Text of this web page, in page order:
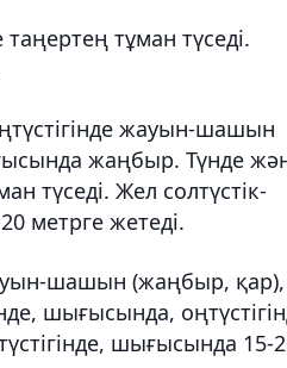
тұман түседі.
жауын-шашын
жаңбыр. Түнде
түседі. Жел солтүстік-
метрге жетеді.
шашын (жаңбыр, қар),
шығысында,
шығысында 15-